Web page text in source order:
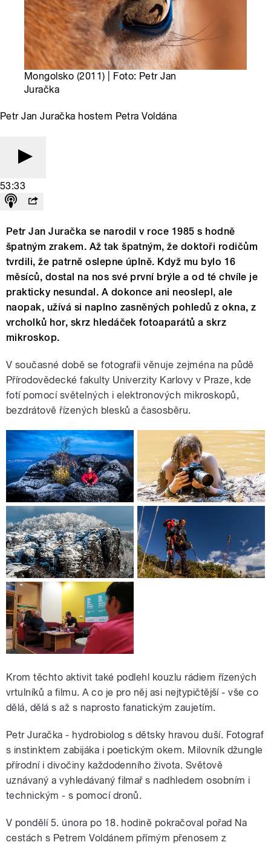
Mongolsko (2011) | Foto: Petr Jan
Juračka
Petr Jan Juračka hostem Petra Voldána
53:33
Petr Jan Juračka se narodil v roce 1985 s hodně
špatným zrakem. Až tak špatným, že doktoři rodičům
tvrdili, že patrně oslepne úplně. Když mu bylo 16
měsíců, dostal na nos své první brýle a od té chvíle je
prakticky nesundal. A dokonce ani neoslepl, ale
naopak, užívá si naplno zasněných pohledů z okna, z
vrcholků hor, skrz hledáček fotoaparátů a skrz
mikroskop.
V současné době se fotografii věnuje zejména na půdě
Přírodovědecké fakulty Univerzity Karlovy v Praze, kde
fotí pomocí světelných i elektronových mikroskopů,
bezdrátově řízených blesků a časosběru.
Krom těchto aktivit také podlehl kouzlu rádiem řízených
vrtulníků a filmu. A co je pro něj asi nejtypičtější - vše co
dělá, dělá s až s naprosto fanatickým zaujetím.
Petr Juračka - hydrobiolog s dětsky hravou duší. Fotograf
s instinktem zabijáka i poetickým okem. Milovník džungle
přírodní i divočiny každodenního života. Světově
uznávaný a vyhledávaný filmař s nadhledem osobním i
technickým - s pomocí dronů.
V pondělí 5. února po 18. hodině pokračoval pořad Na
cestách s Petrem Voldánem přímým přenosem z